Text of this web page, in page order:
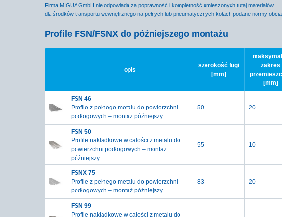
Firma MIGUA GmbH nie odpowiada za poprawność i kompletność umieszonych tutaj materiałów.
dla środków transportu wewnętrznego na pełnych lub pneumatycznych kołach podane normy
Profile FSN/FSNX do późniejszego montażu
opis
szerokość fugi
[mm]
zakres
[mm]
FSN 46
Profile z pełnego metalu do powierzchni
podłogowych – montaż późniejszy
50 20
FSN 50
Profile nakładkowe w całości z metalu do
powierzchni podłogowych – montaż
późniejszy
55 10
FSNX 75
Profile z pełnego metalu do powierzchni
podłogowych – montaż późniejszy
83 20
FSN 99
Profile nakładkowe w całości z metalu do